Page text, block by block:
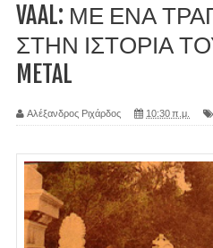
VAAL: ΜΕ ΕΝΑ
ΣΤΗΝ ΙΣΤΟΡΙΑ
METAL
Αλέξανδρος Ριχάρδος 10:30 π.μ.